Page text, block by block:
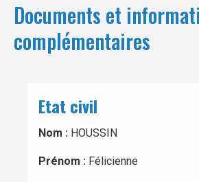
Documents et
complémentaires
Etat civil
Nom : HOUSSIN
Prénom : Félicienne